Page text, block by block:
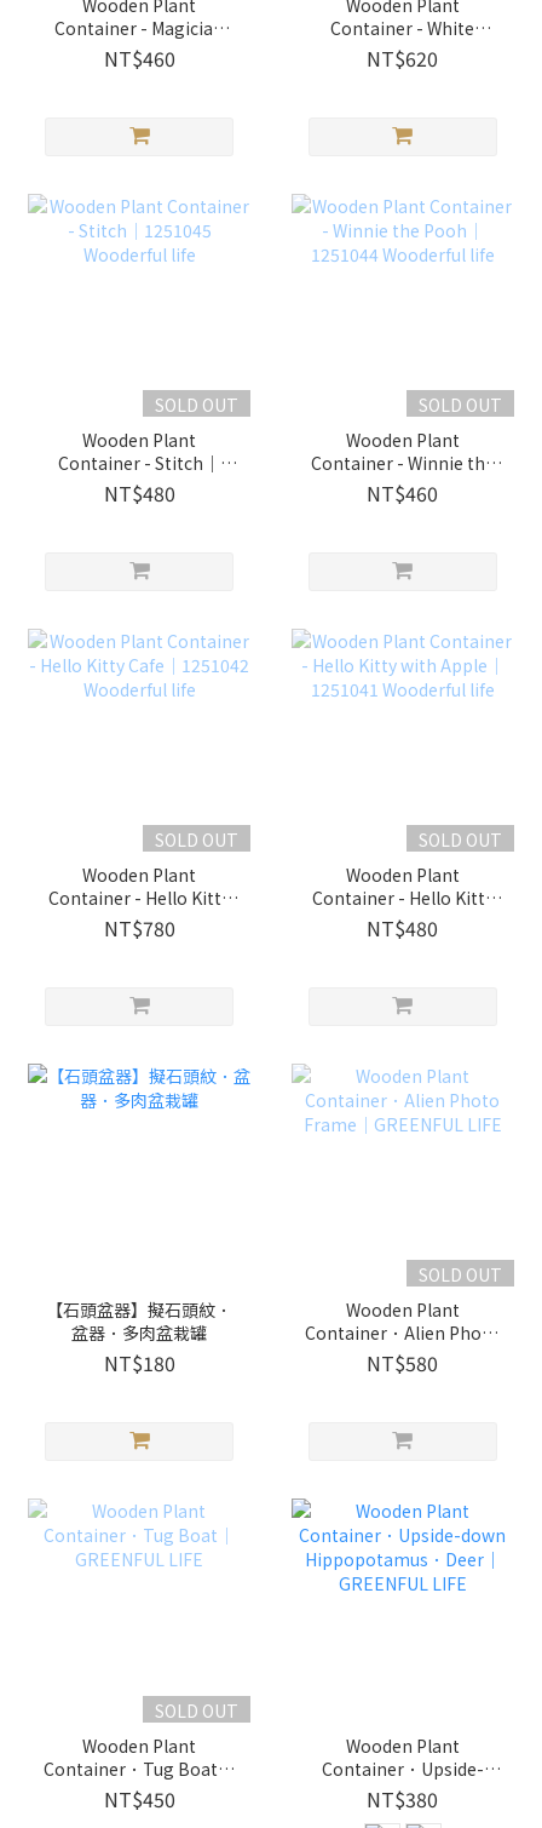
Container - Magician
Mickey｜1251043
Wooderful life
NT$460
Container - White
Rabbit｜1251046
Wooderful life
NT$620
SOLD OUT
Wooden Plant
Container - Stitch｜
1251045 Wooderful life
NT$480
SOLD OUT
Wooden Plant
Container - Winnie the
Pooh｜1251044
Wooderful life
NT$460
SOLD OUT
Wooden Plant
Container - Hello Kitty
Cafe｜1251042
Wooderful life
NT$780
SOLD OUT
Wooden Plant
Container - Hello Kitty
with Apple｜1251041
Wooderful life
NT$480
【石頭盆器】擬石頭紋．
盆器．多肉盆栽罐
NT$180
SOLD OUT
Wooden Plant
Container．Alien Photo
Frame｜GREENFUL LIFE
NT$580
SOLD OUT
Wooden Plant
Container．Tug Boat｜
GREENFUL LIFE
NT$450
Wooden Plant
Container．Upside-
down Hippopotamus．
Deer｜GREENFUL LIFE
NT$380